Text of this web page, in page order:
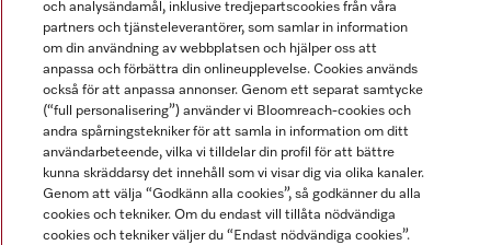
Miele AB
Allmänna villkor
Miele på LinkedInMiele på Facebook
Miele på Instagram
Miele på Youtube
och analysändamål, inklusive tredjepartscookies från våra
partners och tjänsteleverantörer, som samlar in information
om din användning av webbplatsen och hjälper oss att
anpassa och förbättra din onlineupplevelse. Cookies används
också för att anpassa annonser. Genom ett separat samtycke
(“full personalisering”) använder vi Bloomreach-cookies och
andra spårningstekniker för att samla in information om ditt
användarbeteende, vilka vi tilldelar din profil för att bättre
kunna skräddarsy det innehåll som vi visar dig via olika kanaler.
Genom att välja “Godkänn alla cookies”, så godkänner du alla
cookies och tekniker. Om du endast vill tillåta nödvändiga
cookies och tekniker väljer du “Endast nödvändiga cookies”.